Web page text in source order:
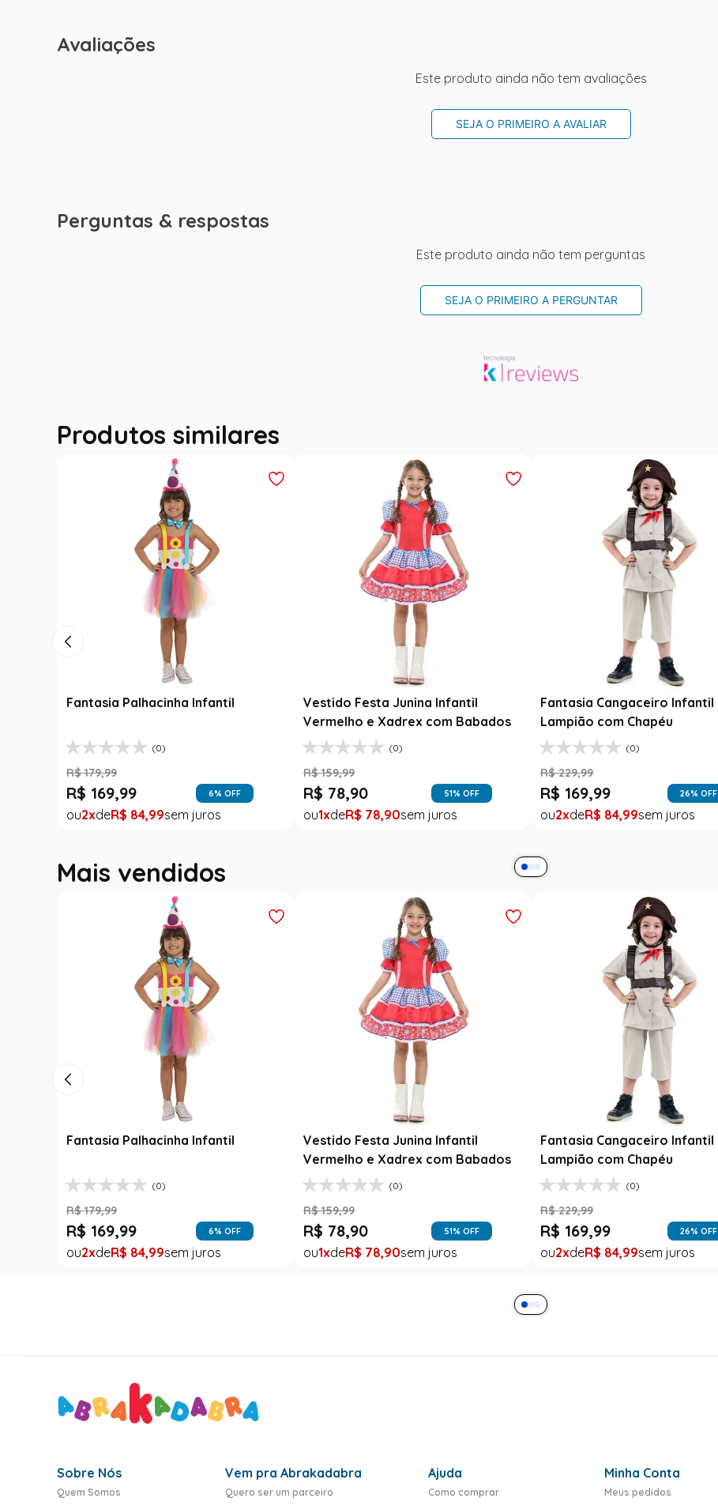
Avaliações
Este produto ainda não tem avaliações
SEJA O PRIMEIRO A AVALIAR
Perguntas & respostas
Este produto ainda não tem perguntas
SEJA O PRIMEIRO A PERGUNTAR
Produtos similares
Fantasia Palhacinha Infantil
(0)
R$ 179,99
R$ 169,99 6% OFF
2 R$ 84,99
Vestido Festa Junina Infantil
Vermelho e Xadrex com Babados
(0)
R$ 159,99
R$ 78,90 51% OFF
1 R$ 78,90
Fantasia Cangaceiro Infantil
Lampião com Chapéu
(0)
R$ 229,99
R$ 169,99 26% OFF
2 R$ 84,99
Mais vendidos
Fantasia Palhacinha Infantil
(0)
R$ 179,99
R$ 169,99 6% OFF
2 R$ 84,99
Vestido Festa Junina Infantil
Vermelho e Xadrex com Babados
(0)
R$ 159,99
R$ 78,90 51% OFF
1 R$ 78,90
Fantasia Cangaceiro Infantil
Lampião com Chapéu
(0)
R$ 229,99
R$ 169,99 26% OFF
2 R$ 84,99
Sobre Nós
Quem Somos
Vem pra Abrakadabra
Quero ser um parceiro
Ajuda
Como comprar
Minha Conta
Meus pedidos